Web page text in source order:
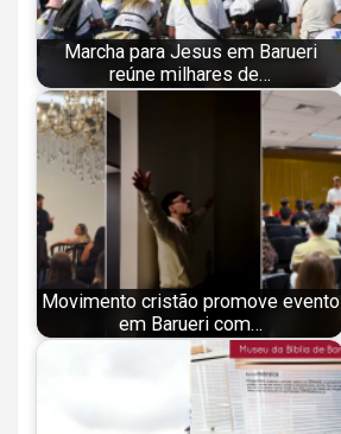
Marcha para Jesus em Barueri
reúne milhares de…
Movimento cristão promove evento
em Barueri com…